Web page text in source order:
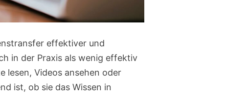
effektiver und
in der Praxis als wenig effektiv
lesen, Videos ansehen oder
ist, ob sie das Wissen in